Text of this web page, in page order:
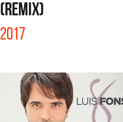
(REMIX)
2017